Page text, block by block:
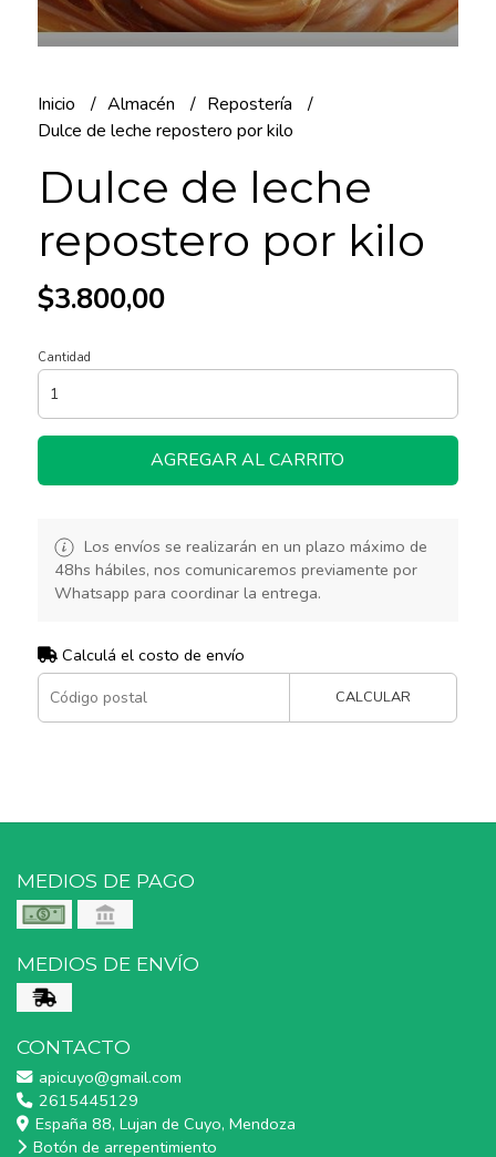
Inicio Almacén
Repostería
Dulce de leche repostero por kilo
Dulce de leche
repostero por kilo
$3.800,00
Cantidad
AGREGAR AL CARRITO
Los envíos se realizarán en un plazo máximo de
48hs hábiles, nos comunicaremos previamente por
Whatsapp para coordinar la entrega.
Calculá el costo de envío
CALCULAR
MEDIOS DE PAGO
MEDIOS DE ENVÍO
CONTACTO
apicuyo@gmail.com
2615445129
España 88, Lujan de Cuyo, Mendoza
Botón de arrepentimiento